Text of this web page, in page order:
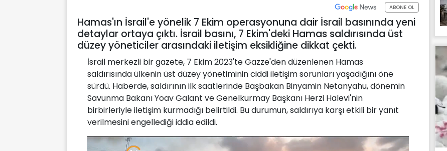
ABONE OL
Hamas'ın İsrail'e yönelik 7 Ekim operasyonuna dair İsrail basınında yeni
detaylar ortaya çıktı. İsrail basını, 7 Ekim'deki Hamas saldırısında üst
düzey yöneticiler arasındaki iletişim eksikliğine dikkat çekti.
İsrail merkezli bir gazete, 7 Ekim 2023'te Gazze'den düzenlenen Hamas
saldırısında ülkenin üst düzey yönetiminin ciddi iletişim sorunları yaşadığını öne
sürdü. Haberde, saldırının ilk saatlerinde Başbakan Binyamin Netanyahu, dönemin
Savunma Bakanı Yoav Galant ve Genelkurmay Başkanı Herzi Halevi'nin
birbirleriyle iletişim kurmadığı belirtildi. Bu durumun, saldırıya karşı etkili bir yanıt
verilmesini engellediği iddia edildi.